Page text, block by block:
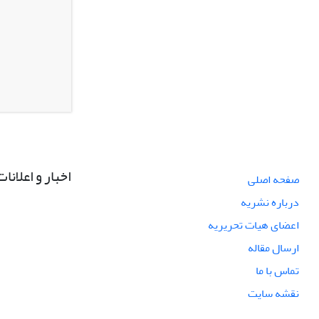
صفحه اصلی
درباره نشریه
اعضای هیات تحریریه
ارسال مقاله
تماس با ما
نقشه سایت
اخبار و